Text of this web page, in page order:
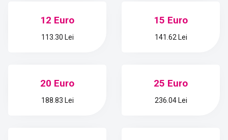
12 Euro
113.30 Lei
15 Euro
141.62 Lei
20 Euro
188.83 Lei
25 Euro
236.04 Lei